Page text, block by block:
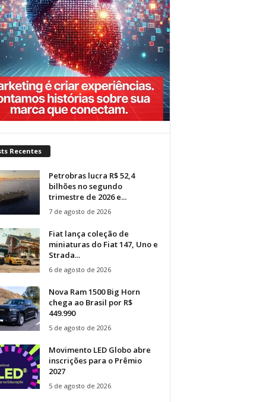
Recentes
Petrobras lucra R$ 52,4
bilhões no segundo
trimestre de 2026 e...
7 de agosto de 2026
Fiat lança coleção de
miniaturas do Fiat 147, Uno e
Strada...
6 de agosto de 2026
Nova Ram 1500 Big Horn
chega ao Brasil por R$
449.990
5 de agosto de 2026
Movimento LED Globo abre
inscrições para o Prêmio
2027
5 de agosto de 2026